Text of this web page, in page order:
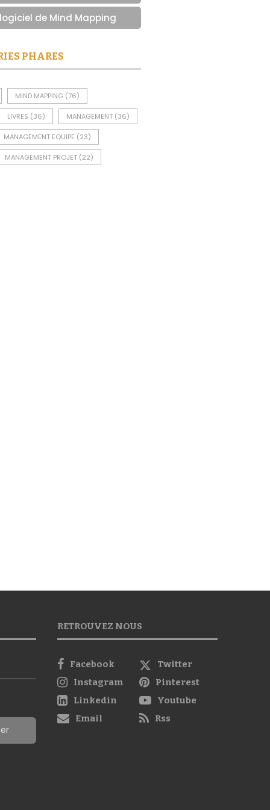
de Mind Mapping
PHARES
MIND MAPPING (76)
LIVRES (36) MANAGEMENT (36)
MANAGEMENT EQUIPE (23)
MANAGEMENT PROJET (22)